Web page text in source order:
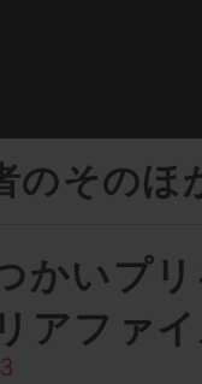
のそのほ
かいプ
アファ